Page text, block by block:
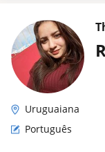
Uruguaiana
Português